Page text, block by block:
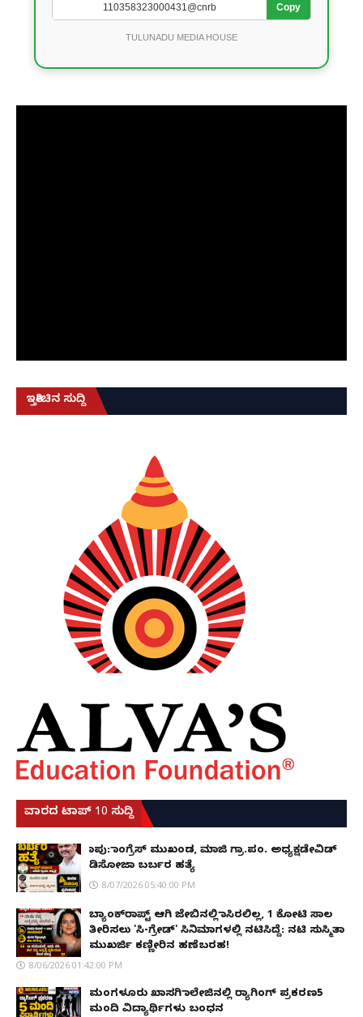
Copy
TULUNADU MEDIA HOUSE
ಇತ್ತೀಚಿನ ಸುದ್ದಿ
ವಾರದ ಟಾಪ್ 10 ಸುದ್ದಿ
ಕಾಪು: ಕಾಂಗ್ರೆಸ್ ಮುಖಂಡ, ಮಾಜಿ ಗ್ರಾ.ಪಂ. ಅಧ್ಯಕ್ಷಡೇವಿಡ್
ಡಿಸೋಜಾ ಬರ್ಬರ ಹತ್ಯೆ
8/07/2026 05:40:00 PM
ಬ್ಯಾಂಕ್‌ರಾಪ್ಟ್‌ ಆಗಿ ಜೇಬಿನಲ್ಲಿ ಕಾಸಿರಲಿಲ್ಲ, ₹1 ಕೋಟಿ ಸಾಲ
ತೀರಿಸಲು 'ಸಿ-ಗ್ರೇಡ್' ಸಿನಿಮಾಗಳಲ್ಲಿ ನಟಿಸಿದ್ದೆ: ನಟಿ ಸುಸ್ಮಿತಾ
ಮುಖರ್ಜಿ ಕಣ್ಣೀರಿನ ಹಣೆಬರಹ!
8/06/2026 01:42:00 PM
ಮಂಗಳೂರು ಖಾಸಗಿ ಕಾಲೇಜಿನಲ್ಲಿ ರ‌್ಯಾಗಿಂಗ್ ಪ್ರಕರಣ5
ಮಂದಿ ವಿದ್ಯಾರ್ಥಿಗಳು ಬಂಧನ